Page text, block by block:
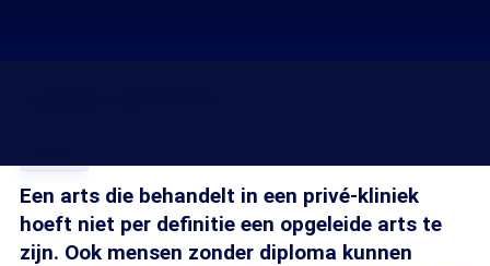
Een arts die behandelt in een privé-kliniek
hoeft niet per definitie een opgeleide arts te
zijn. Ook mensen zonder diploma kunnen